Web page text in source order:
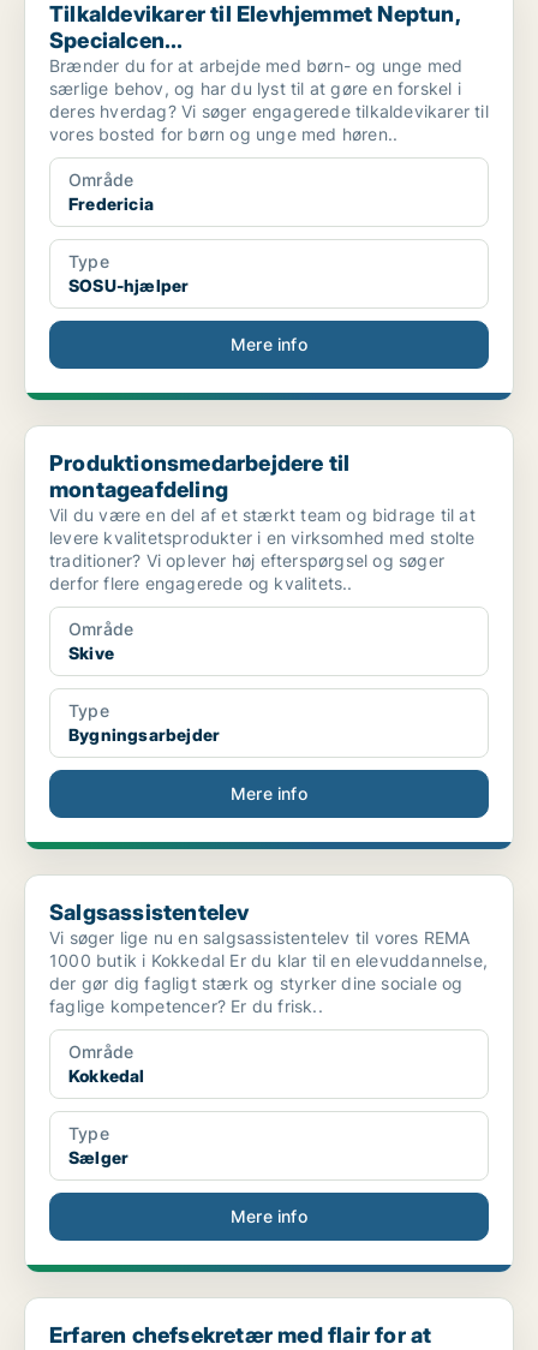
Tilkaldevikarer til Elevhjemmet Neptun,
Specialcen...
Brænder du for at arbejde med børn- og unge med
særlige behov, og har du lyst til at gøre en forskel i
deres hverdag? Vi søger engagerede tilkaldevikarer til
vores bosted for børn og unge med høren..
Område
Fredericia
Type
SOSU-hjælper
Mere info
Produktionsmedarbejdere til montageafdeling
Produktionsmedarbejdere til
montageafdeling
Vil du være en del af et stærkt team og bidrage til at
levere kvalitetsprodukter i en virksomhed med stolte
traditioner? Vi oplever høj efterspørgsel og søger
derfor flere engagerede og kvalitets..
Område
Skive
Type
Bygningsarbejder
Mere info
Salgsassistentelev
Salgsassistentelev
Vi søger lige nu en salgsassistentelev til vores REMA
1000 butik i Kokkedal Er du klar til en elevuddannelse,
der gør dig fagligt stærk og styrker dine sociale og
faglige kompetencer? Er du frisk..
Område
Kokkedal
Type
Sælger
Mere info
Erfaren chefsekretær med flair for at betjene topl...
Erfaren chefsekretær med flair for at